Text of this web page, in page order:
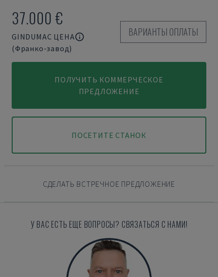
37.000 €
GINDUMAC ЦЕНА
(Франко-завод)
ВАРИАНТЫ ОПЛАТЫ
ПОЛУЧИТЬ КОММЕРЧЕСКОЕ
ПРЕДЛОЖЕНИЕ
ПОСЕТИТЕ СТАНОК
СДЕЛАТЬ ВСТРЕЧНОЕ ПРЕДЛОЖЕНИЕ
У ВАС ЕСТЬ ЕЩЕ ВОПРОСЫ? СВЯЗАТЬСЯ С НАМИ!